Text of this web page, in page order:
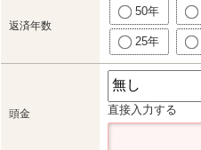
返済年数
50年
25年
頭金 直接入力する